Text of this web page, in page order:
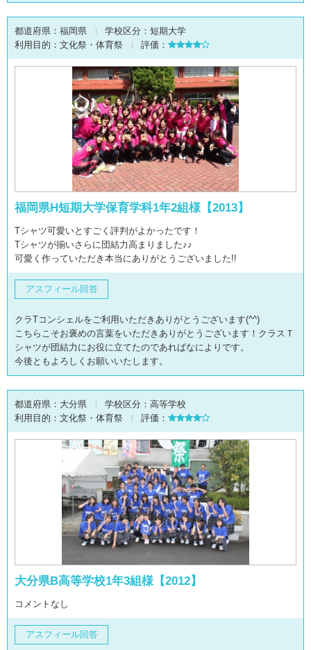
都道府県： 福岡県 学校区分： 短期大学
利用目的： 文化祭・体育祭 評価：
福岡県H短期大学保育学科1年2組様【2013】
Tシャツ可愛いとすごく評判がよかったです！
Tシャツが揃いさらに団結力高まりました♪♪
可愛く作っていただき本当にありがとうございました!!
アスフィール回答
クラTコンシェルをご利用いただきありがとうございます(^^)
こちらこそお褒めの言葉をいただきありがとうございます！クラスＴ
シャツが団結力にお役に立てたのであればなによりです。
今後ともよろしくお願いいたします。
都道府県： 大分県 学校区分： 高等学校
利用目的： 文化祭・体育祭 評価：
大分県B高等学校1年3組様【2012】
コメントなし
アスフィール回答